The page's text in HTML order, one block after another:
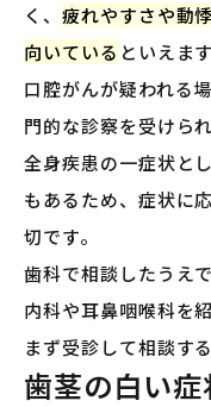
く、 疲れやすさや動
向いている といえます
口腔がんが疑われる
門的な診察を受けら
全身疾患の一症状と
もあるため、症状に
切です。
歯科で相談したうえ
内科や耳鼻咽喉科を
まず受診して相談す
歯茎の白い